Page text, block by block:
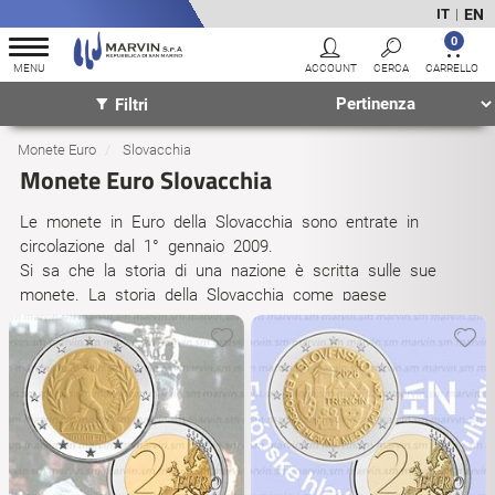
IT | EN
0
Monete Euro Slovacchia
Monete Euro Slovacchia
Le monete in Euro della Slovacchia sono entrate in
circolazione dal 1° gennaio 2009.
Si sa che la storia di una nazione è scritta sulle sue
monete. La storia della Slovacchia come paese
democratico inizia nel 1989 con una manifestazione
pacifica, la “rivoluzione di velluto o rivoluzione gentile”, che
portò alla dissoluzione dello Stato comunista cecoslovacco.
L’elemento simbolico in questa manifestazione fu il
tintinnio delle chiavi, con cui la popolazione diceva
all’occupante: “E’ ora che ve ne torniate a casa”.
E’ significativo il modo in cui la Slovacchia ha scelto di
commemorare il 20° anniversario della lotta per la libertà
Filtri